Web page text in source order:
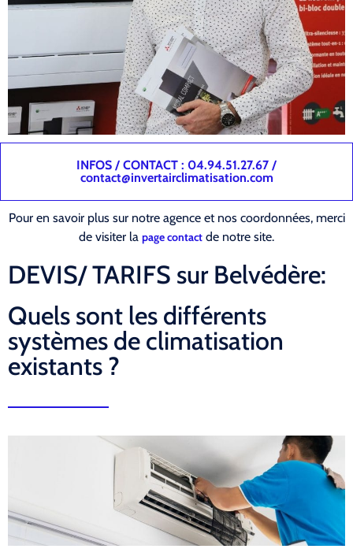
INFOS / CONTACT : 04.94.51.27.67 /
contact@invertairclimatisation.com
Pour en savoir plus sur notre agence et nos coordonnées, merci
de visiter la page contact de notre site.
DEVIS/ TARIFS sur Belvédère:
Quels sont les différents
systèmes de climatisation
existants ?